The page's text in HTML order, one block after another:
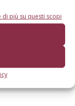
di più su questi scopi
2TX Super